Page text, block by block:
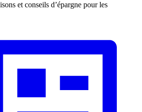
et conseils d’épargne pour les